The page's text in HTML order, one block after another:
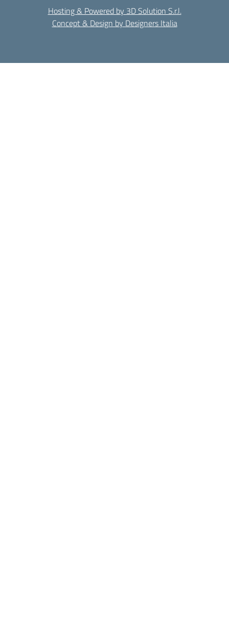
Hosting & Powered by 3D Solution S.r.l.
Concept & Design by Designers Italia